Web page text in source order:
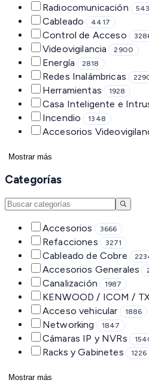
Radiocomunicación
Cableado 4417
Control de Acceso
Videovigilancia 2900
Energía 2818
Redes Inalámbricas
Herramientas 1928
Casa Inteligente e
Incendio 1348
Accesorios
Mostrar más
Categorías
Accesorios 3666
Refacciones 3271
Cableado de Cobre
Accesorios Generales
Canalización 1987
KENWOOD / ICOM /
Acceso vehicular 1886
Networking 1847
Cámaras IP y NVRs
Racks y Gabinetes 1226
Mostrar más